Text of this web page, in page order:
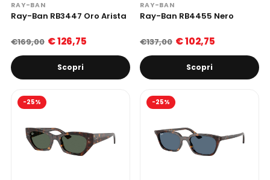
RAY-BAN
Ray-Ban RB3447 Oro Arista
€169,00 € 126,75
Scopri
RAY-BAN
Ray-Ban RB4455 Nero
€137,00 € 102,75
Scopri
-25% -25%